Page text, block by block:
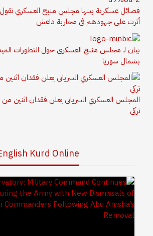
فصائل عسكرية بينها مجلس منبج العسكري تقول
أثرت على جهودهم في محاربة داعش
بيان لـ مجلس منبج العسكري حول التطورات
بشمال سوريا
المجلس العسكري السرياني يعلن فقدان اثنين من
تركي
Kurd Online